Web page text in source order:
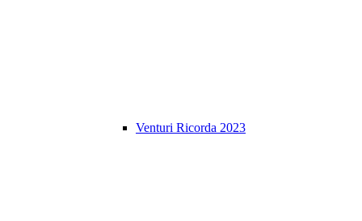
Venturi Ricorda 2023